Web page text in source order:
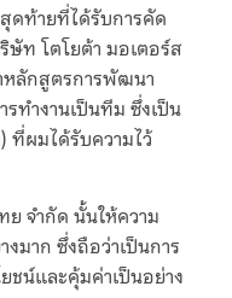
ดท้ายที่ได้รับการคัด
ษัท โตโยต้า มอเตอร์ส
หลักสูตรการพัฒนา
ทำงานเป็นทีม ซึ่งเป็น
ที่ผมได้รับความไว้
ย จำกัด นั้นให้ความ
มาก ซึ่งถือว่าเป็นการ
น์และคุ้มค่าเป็นอย่าง